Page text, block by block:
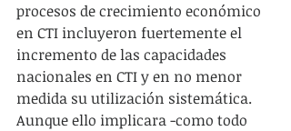
procesos de crecimiento económico
en CTI incluyeron fuertemente el
incremento de las capacidades
nacionales en CTI y en no menor
medida su utilización sistemática.
Aunque ello implicara -como todo